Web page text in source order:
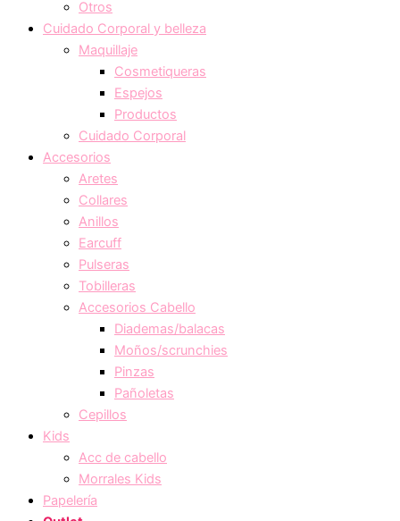
Otros
Cuidado Corporal y belleza
Maquillaje
Cosmetiqueras
Espejos
Productos
Cuidado Corporal
Accesorios
Aretes
Collares
Anillos
Earcuff
Pulseras
Tobilleras
Accesorios Cabello
Diademas/balacas
Moños/scrunchies
Pinzas
Pañoletas
Cepillos
Kids
Acc de cabello
Morrales Kids
Papelería